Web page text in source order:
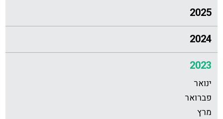
2025
2024
2023
ינואר
פברואר
מרץ